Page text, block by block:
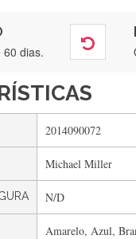
60 dias.
2014090072
Michael Miller
N/D
Amarelo, Azul,